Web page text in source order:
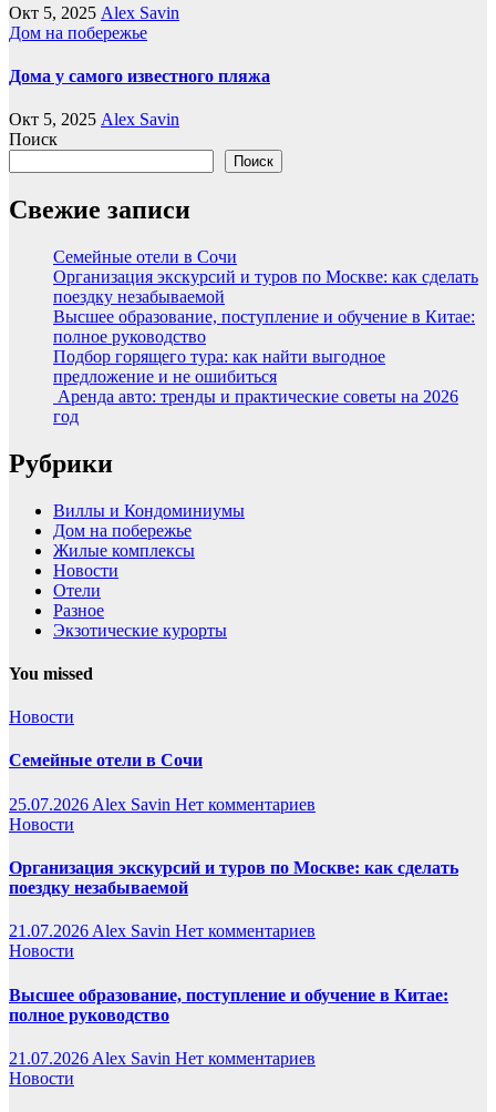
Окт 5, 2025 Alex Savin
Дом на побережье
Дома у самого известного пляжа
Окт 5, 2025 Alex Savin
Поиск
Поиск
Свежие записи
Семейные отели в Сочи
Организация экскурсий и туров по Москве: как сделать
поездку незабываемой
Высшее образование, поступление и обучение в Китае:
полное руководство
Подбор горящего тура: как найти выгодное
предложение и не ошибиться
Аренда авто: тренды и практические советы на 2026
год
Рубрики
Виллы и Кондоминиумы
Дом на побережье
Жилые комплексы
Новости
Отели
Разное
Экзотические курорты
You missed
Новости
Семейные отели в Сочи
25.07.2026 Alex Savin Нет комментариев
Новости
Организация экскурсий и туров по Москве: как сделать
поездку незабываемой
21.07.2026 Alex Savin Нет комментариев
Новости
Высшее образование, поступление и обучение в Китае:
полное руководство
21.07.2026 Alex Savin Нет комментариев
Новости